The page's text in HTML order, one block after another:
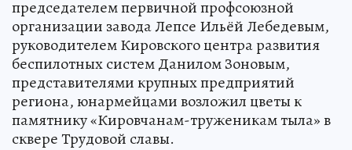
председателем первичной профсоюзной
организации завода Лепсе Ильёй Лебедевым,
руководителем Кировского центра развития
беспилотных систем Данилом Зоновым,
представителями крупных предприятий
региона, юнармейцами возложил цветы к
памятнику «Кировчанам-труженикам тыла» в
сквере Трудовой славы.